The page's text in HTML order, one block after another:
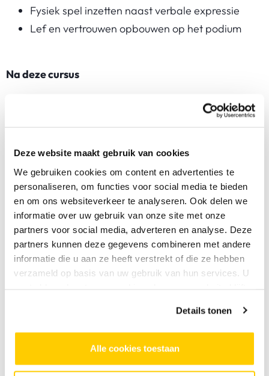
Deze website maakt gebruik van cookies
We gebruiken cookies om content en advertenties te
personaliseren, om functies voor social media te bieden
en om ons websiteverkeer te analyseren. Ook delen we
informatie over uw gebruik van onze site met onze
partners voor social media, adverteren en analyse. Deze
partners kunnen deze gegevens combineren met andere
informatie die u aan ze heeft verstrekt of die ze hebben
verzameld op basis van uw gebruik van hun services. U
Details tonen
Alle cookies toestaan
Fysiek spel inzetten naast verbale expressie
Lef en vertrouwen opbouwen op het podium
Na deze cursus
Kun je zonder voorbereiding scènes opbouwen
Weet je hoe je luistert, reageert en het moment
draagt
Heb je vrijheid ervaren die ook buiten het toneel
werkt
Voor wie is deze cursus?
Voor iedereen die wil ontdekken wat
nodig. Lef en zin om te spelen zijn genoeg.
Waarom kies je voor deze cursus bij SKVR?